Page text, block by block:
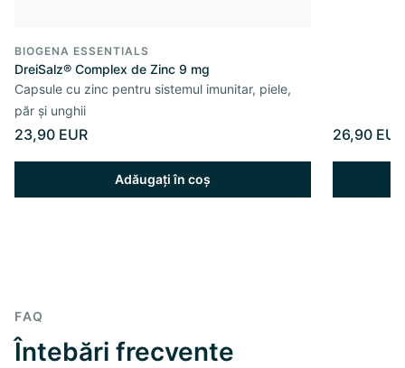
BIOGENA ESSENTIALS
DreiSalz® Complex de Zinc 9 mg
Capsule cu zinc pentru sistemul imunitar, piele,
păr și unghii
23,90 EUR
Adăugați în coș
26,90 EUR
FAQ
Întebări frecvente